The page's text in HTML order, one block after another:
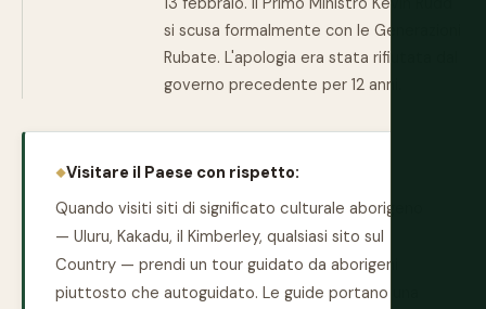
si scusa formalmente con le Generazioni
Rubate. L'apologia era stata rifiutata dal
governo precedente per 12 anni.
Visitare il Paese con rispetto:
Quando visiti siti di significato culturale aborigeno
— Uluru, Kakadu, il Kimberley, qualsiasi sito sul
Country — prendi un tour guidato da aborigeni
piuttosto che autoguidato. Le guide portano una